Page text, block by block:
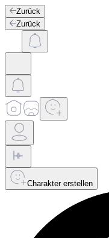
Zurück
Zurück
Charakter erstellen